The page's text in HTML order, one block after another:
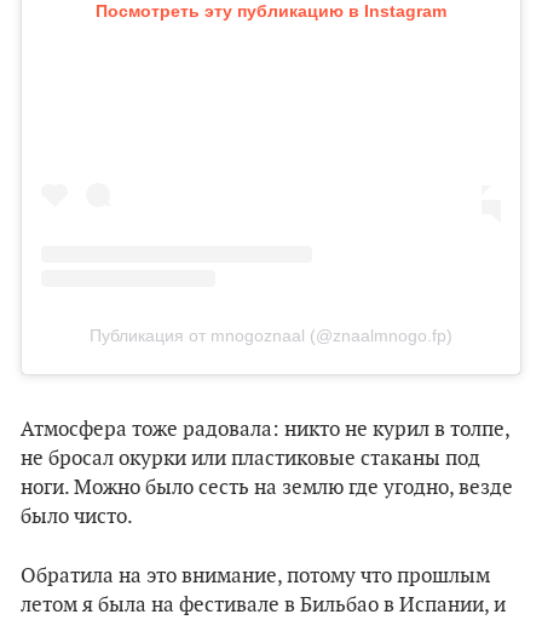
Посмотреть эту публикацию в Instagram
Публикация от mnogoznaal (@znaalmnogo.fp)
Атмосфера тоже радовала: никто не курил в толпе,
не бросал окурки или пластиковые стаканы под
ноги. Можно было сесть на землю где угодно, везде
было чисто.
Обратила на это внимание, потому что прошлым
летом я была на фестивале в Бильбао в Испании, и